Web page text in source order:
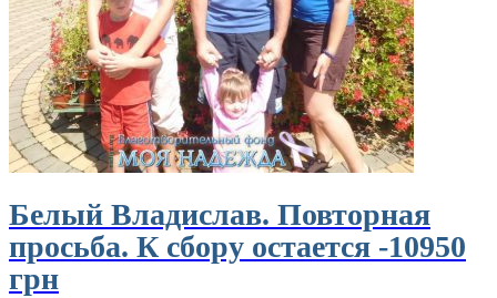
Белый Владислав. Повторная
просьба. К сбору остается -10950
грн